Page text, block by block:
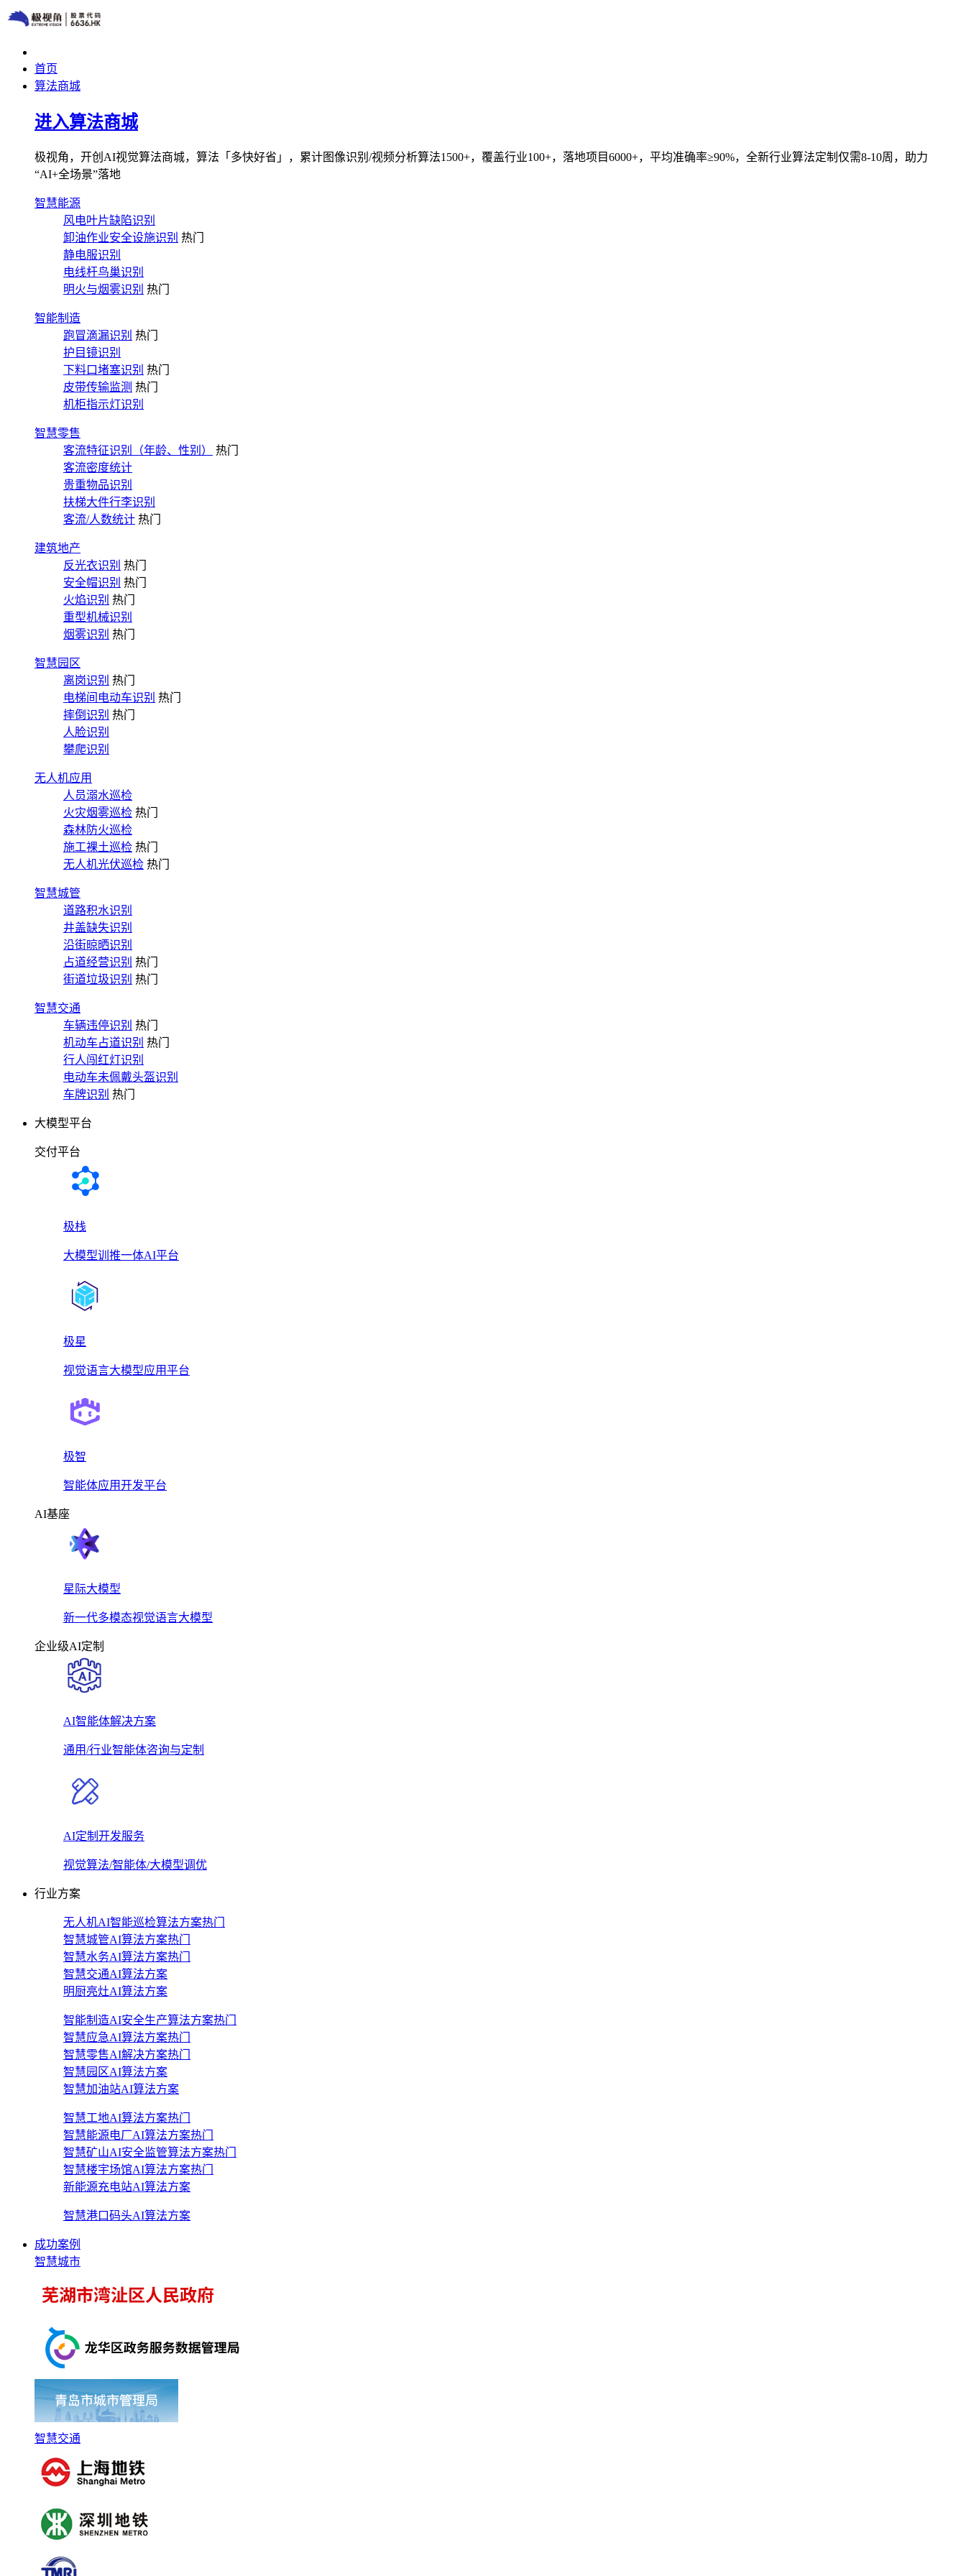
首页
算法商城
进入算法商城
极视角，开创AI视觉算法商城，算法「多快好省」，累计图像识别/视频分析算法1500+，覆盖行业100+，落地项目6000+，平均准确率≥90%，全新行业算法定制仅需8-10周，助力
“AI+全场景”落地
智慧能源
风电叶片缺陷识别
卸油作业安全设施识别 热门
静电服识别
电线杆鸟巢识别
明火与烟雾识别 热门
智能制造
跑冒滴漏识别 热门
护目镜识别
下料口堵塞识别 热门
皮带传输监测 热门
机柜指示灯识别
智慧零售
客流特征识别（年龄、性别）
热门
客流密度统计
贵重物品识别
扶梯大件行李识别
客流/人数统计 热门
建筑地产
反光衣识别 热门
安全帽识别 热门
火焰识别 热门
重型机械识别
烟雾识别 热门
智慧园区
离岗识别 热门
电梯间电动车识别 热门
摔倒识别 热门
人脸识别
攀爬识别
无人机应用
人员溺水巡检
火灾烟雾巡检 热门
森林防火巡检
施工裸土巡检 热门
无人机光伏巡检 热门
智慧城管
道路积水识别
井盖缺失识别
沿街晾晒识别
占道经营识别 热门
街道垃圾识别 热门
智慧交通
车辆违停识别 热门
机动车占道识别 热门
行人闯红灯识别
电动车未佩戴头盔识别
车牌识别 热门
大模型平台
交付平台
极栈
大模型训推一体AI平台
极星
视觉语言大模型应用平台
极智
智能体应用开发平台
AI基座
星际大模型
新一代多模态视觉语言大模型
企业级AI定制
AI智能体解决方案
通用/行业智能体咨询与定制
AI定制开发服务
视觉算法/智能体/大模型调优
行业方案
无人机AI智能巡检算法方案热门
智慧城管AI算法方案热门
智慧水务AI算法方案热门
智慧交通AI算法方案
明厨亮灶AI算法方案
智能制造AI安全生产算法方案热门
智慧应急AI算法方案热门
智慧零售AI解决方案热门
智慧园区AI算法方案
智慧加油站AI算法方案
智慧工地AI算法方案热门
智慧能源电厂AI算法方案热门
智慧矿山AI安全监管算法方案热门
智慧楼宇场馆AI算法方案热门
新能源充电站AI算法方案
智慧港口码头AI算法方案
成功案例
智慧城市
智慧交通